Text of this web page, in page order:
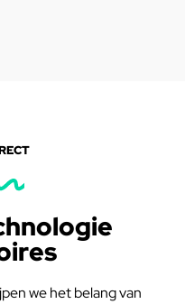
we het belang van